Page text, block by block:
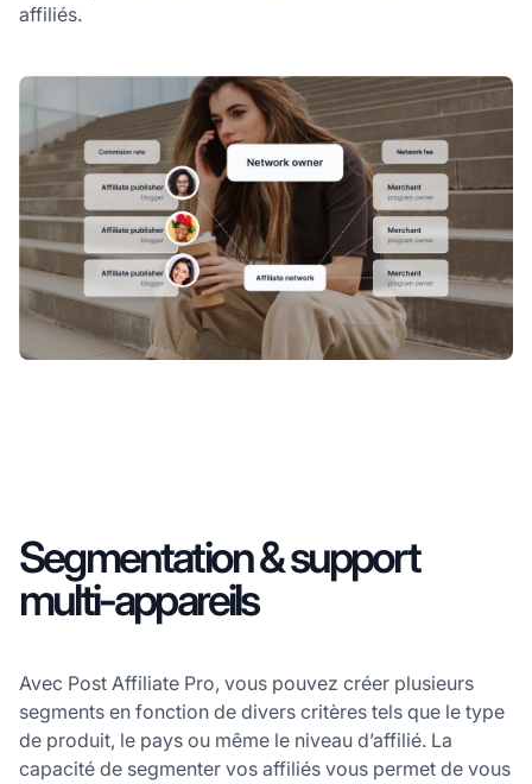
affiliés.
Segmentation & support
multi-appareils
Avec Post Affiliate Pro, vous pouvez créer plusieurs
segments en fonction de divers critères tels que le type
de produit, le pays ou même le niveau d’affilié. La
capacité de segmenter vos affiliés vous permet de vous